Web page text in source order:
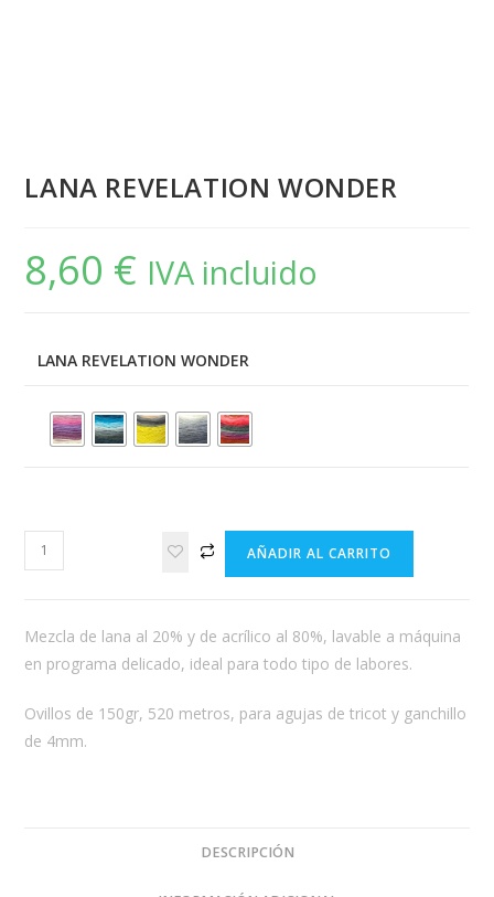
LANA REVELATION WONDER
8,60 € IVA incluido
LANA REVELATION WONDER
LANA
REVELATION
cantidad
AÑADIR AL CARRITO
Mezcla de lana al 20% y de acrílico al 80%, lavable a máquina
en programa delicado, ideal para todo tipo de labores.
Ovillos de 150gr, 520 metros, para agujas de tricot y ganchillo
de 4mm.
DESCRIPCIÓN